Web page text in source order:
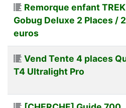
Remorque enfant TREK
Gobug Deluxe 2 Places /
euros
Vend Tente 4 places
T4 Ultralight Pro